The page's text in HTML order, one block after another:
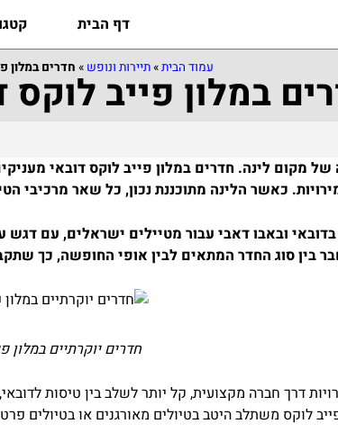
דף הבית
עמוד הבית»תיירות ונופש »חדרים במלון במלון פייב
מקום לינה. חדרים במלון פייב לוקס דובאי
כאשר הלינה מתוכננת נכון, כל שאר מרכיבי
ובאבו דאבי עבור מטיילים ישראלים, עם
בין סוג החדר המתאים לבין אופי החופשה, כך
חדרים יוקרתיים במלון
דרך חברה מקצועית, קל יותר לשלב בין טיסות
לוקס משתלב היטב בטיולים מאורגנים או בטיולים